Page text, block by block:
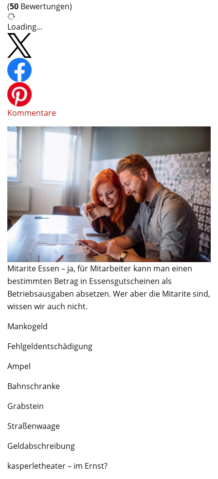
(50 Bewertungen)
Loading...
Kommentare
Mitarite Essen – ja, für Mitarbeiter kann man einen
bestimmten Betrag in Essensgutscheinen als
Betriebsausgaben absetzen. Wer aber die Mitarite sind,
wissen wir auch nicht.
Mankogeld
Fehlgeldentschädigung
Ampel
Bahnschranke
Grabstein
Straßenwaage
Geldabschreibung
kasperletheater – im Ernst?